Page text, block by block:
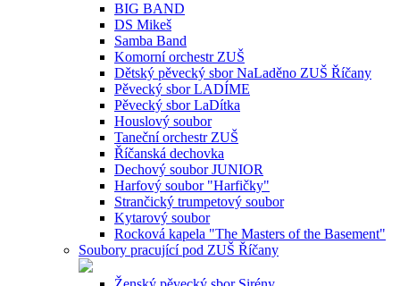
BIG BAND
DS Mikeš
Samba Band
Komorní orchestr ZUŠ
Dětský pěvecký sbor NaLaděno ZUŠ Říčany
Pěvecký sbor LADÍME
Pěvecký sbor LaDítka
Houslový soubor
Taneční orchestr ZUŠ
Říčanská dechovka
Dechový soubor JUNIOR
Harfový soubor "Harfičky"
Strančický trumpetový soubor
Kytarový soubor
Rocková kapela "The Masters of the Basement"
Soubory pracující pod ZUŠ Říčany